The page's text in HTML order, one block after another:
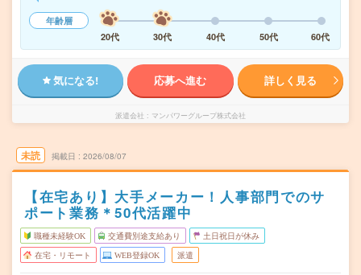
年齢層
20代
30代 40代 50代 60代
気になる! 応募へ進む 詳しく見る
派遣会社 マンパワーグループ株式会社
未読 掲載日 2026/08/07
【在宅あり】大手メーカー！人事部門でのサ
ポート業務＊50代活躍中
職種未経験OK 交通費別途支給あり 土日祝日が休み
在宅・リモート WEB登録OK 派遣